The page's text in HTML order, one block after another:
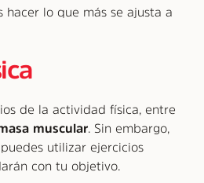
hacer lo que más se ajusta a
de la actividad física, entre
muscular . Sin embargo,
utilizar ejercicios
con tu objetivo.